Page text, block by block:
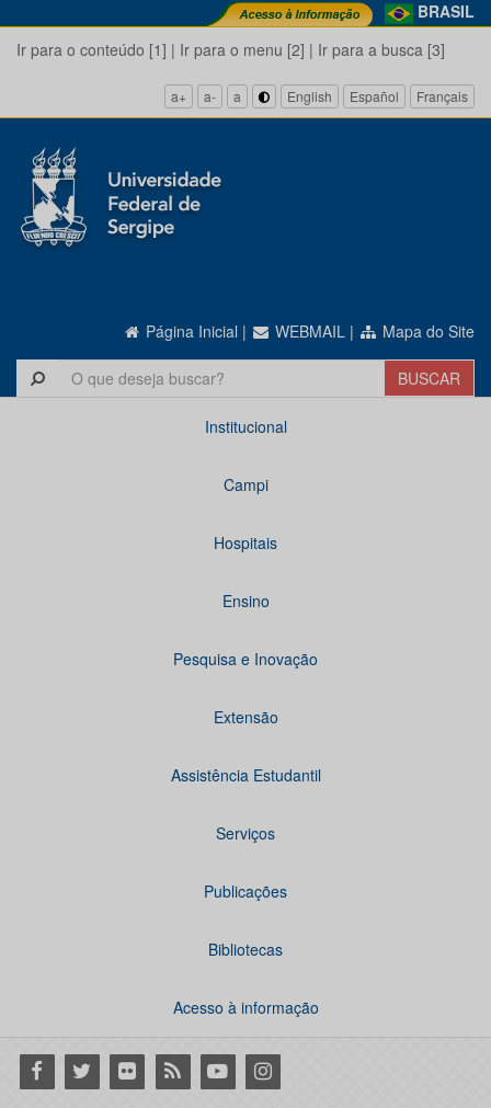
BRASIL
Ir para o conteúdo [1] | Ir para o menu [2] | Ir para a busca [3]
a+ a- a English Español Français
Página Inicial | WEBMAIL | Mapa do Site
Institucional
Campi
Hospitais
Ensino
Pesquisa e Inovação
Extensão
Assistência Estudantil
Serviços
Publicações
Bibliotecas
Acesso à informação
Facebook
Twitter Flickr RSS YoutubeInstagram